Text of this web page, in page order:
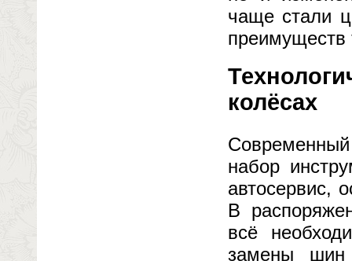
чаще стали
преимуществ
колёсах
набор
автосервис,
В
всё
замены шин